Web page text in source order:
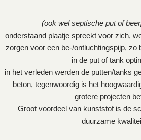
(ook wel septische put of
onderstaand plaatje spreekt voor zich,
zorgen voor een be-/ontluchtingspijp, zo
in de put of tank
in het verleden werden de putten/tanks
beton, tegenwoordig is het
grotere projecten
Groot voordeel van kunststof is de
duurzame